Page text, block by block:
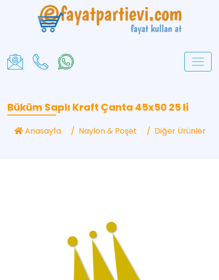
Büküm Saplı Kraft Çanta 45x50 25 li
Anasayfa Naylon & Poşet Diğer Ürünler